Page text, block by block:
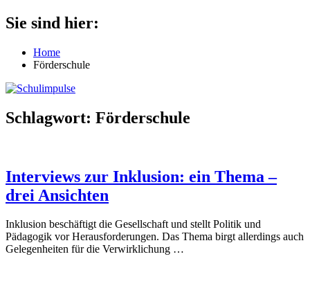
Zum
Inhalt
Schulimpulse
für
Grundschule
Sie sind hier:
Home
Förderschule
Schlagwort: Förderschule
Interviews zur Inklusion: ein Thema –
drei Ansichten
Inklusion beschäftigt die Gesellschaft und stellt Politik und
Pädagogik vor Herausforderungen. Das Thema birgt allerdings auch
Gelegenheiten für die Verwirklichung …